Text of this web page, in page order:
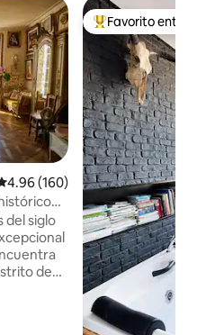
promedio: 4.96 de
4.96 (160)
del siglo
de
De los mejores
Favorito entre